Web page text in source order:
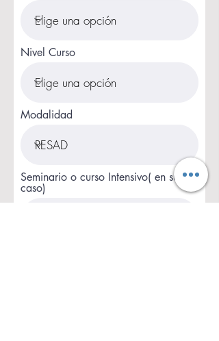
Nivel Curso
Modalidad
Seminario o curso Intensivo( en su
caso)